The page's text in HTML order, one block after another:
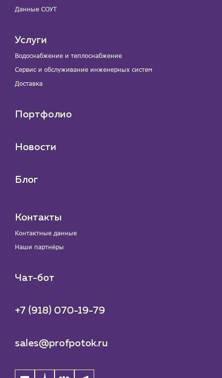
Данные СОУТ
Услуги
Водоснабжение и теплоснабжение
Сервис и обслуживание инженерных систем
Доставка
Портфолио
Новости
Блог
Контакты
Контактные данные
Наши партнёры
Чат-бот
+7 (918) 070-19-79
sales@profpotok.ru